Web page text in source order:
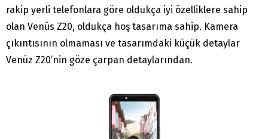
rakip yerli telefonlara göre oldukça iyi özelliklere sahip
olan Venüs Z20, oldukça hoş tasarıma sahip. Kamera
çıkıntısının olmaması ve tasarımdaki küçük detaylar
Venüz Z20’nin göze çarpan detaylarından.